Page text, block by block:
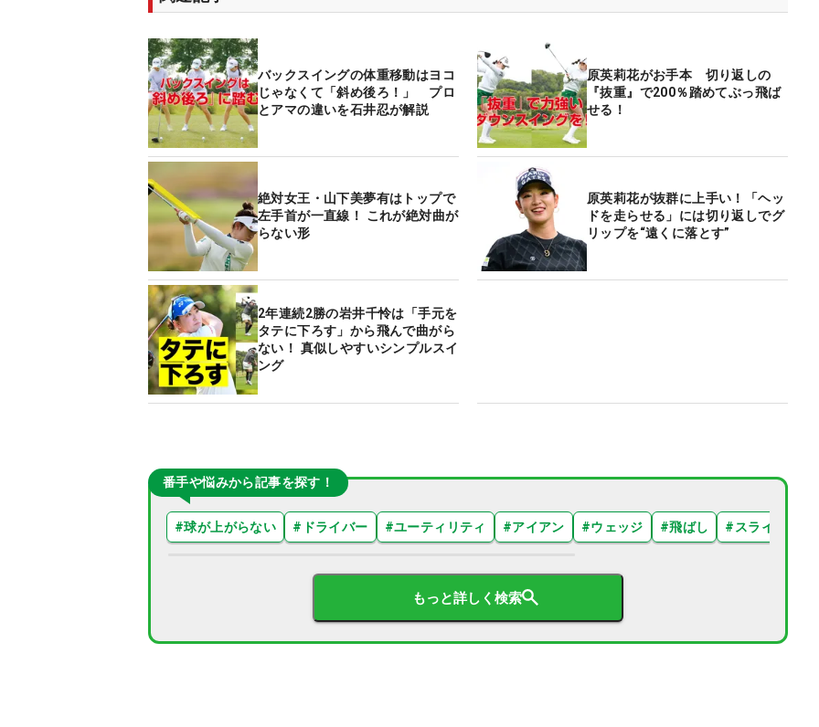
バックスイングの体重移動はヨコ
じゃなくて「斜め後ろ！」 プロ
とアマの違いを石井忍が解説
原英莉花がお手本 切り返しの
『抜重』で200％踏めてぶっ飛ば
せる！
絶対女王・山下美夢有はトップで
左手首が一直線！ これが絶対曲が
らない形
原英莉花が抜群に上手い！「ヘッ
ドを走らせる」には切り返しでグ
リップを“遠くに落とす”
2年連続2勝の岩井千怜は「手元を
タテに下ろす」から飛んで曲がら
ない！ 真似しやすいシンプルスイ
ング
番手や悩みから記事を探す！
#球が上がらない # ドライバー #ユーティリティ #アイアン #ウェッジ #飛ばし # スライス
もっと詳しく検索